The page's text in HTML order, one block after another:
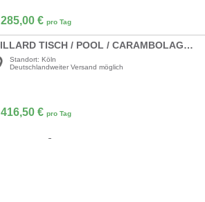
285,00 € pro Tag
BILLARD TISCH / POOL / CARAMBOLAGE / SNOOKER / BILLIARD
Standort: Köln
Deutschlandweiter Versand möglich
416,50 € pro Tag